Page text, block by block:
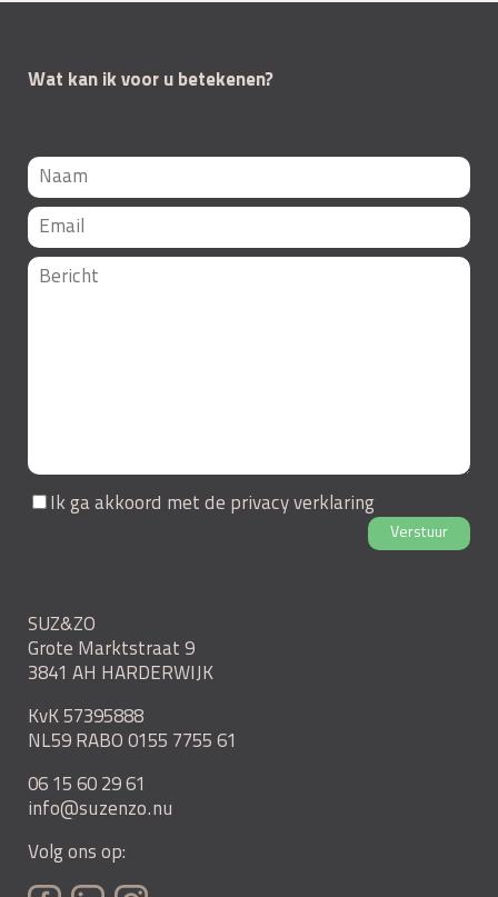
Wat kan ik voor u betekenen?
Ik ga akkoord met de privacy verklaring
Verstuur
SUZ&ZO
Grote Marktstraat 9
3841 AH HARDERWIJK
KvK 57395888
NL59 RABO 0155 7755 61
06 15 60 29 61
info@suzenzo.nu
Volg ons op: